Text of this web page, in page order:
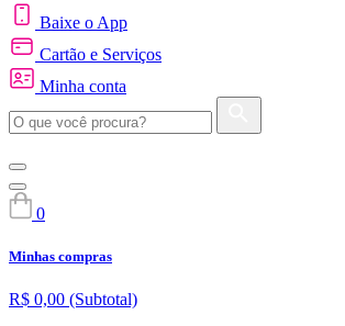
Baixe o App
Cartão e Serviços
Minha conta
0
Minhas compras
R$ 0,00 (Subtotal)